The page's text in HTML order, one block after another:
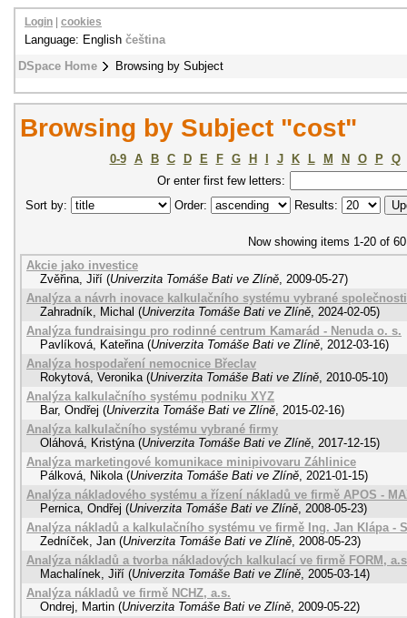
DSpace Home Browsing by Subject
Login cookies
Language: English čeština
Browsing by Subject "cost"
0-9 A B C D E F G H J K L M N O P
Q
Or enter first few letters:
Sort by:
Order: Results:
Now showing items 1-20 of 60
Akcie jako investice
Zvěřina, Jiří (Univerzita Tomáše Bati ve Zlíně, 2009-05-27)
Analýza a návrh inovace kalkulačního systému vybrané společnosti
Zahradník, Michal (Univerzita Tomáše Bati ve Zlíně, 2024-02-05)
Analýza fundraisingu pro rodinné centrum Kamarád - Nenuda o. s.
Pavlíková, Kateřina (Univerzita Tomáše Bati ve Zlíně, 2012-03-16)
Analýza hospodaření nemocnice Břeclav
Rokytová, Veronika (Univerzita Tomáše Bati ve Zlíně, 2010-05-10)
Analýza kalkulačního systému podniku XYZ
Bar, Ondřej (Univerzita Tomáše Bati ve Zlíně, 2015-02-16)
Analýza kalkulačního systému vybrané firmy
Oláhová, Kristýna (Univerzita Tomáše Bati ve Zlíně, 2017-12-15)
Analýza marketingové komunikace minipivovaru Záhlinice
Pálková, Nikola (Univerzita Tomáše Bati ve Zlíně, 2021-01-15)
Analýza nákladového systému a řízení nákladů ve firmě APOS -
Pernica, Ondřej (Univerzita Tomáše Bati ve Zlíně, 2008-05-23)
Analýza nákladů a kalkulačního systému ve firmě Ing. Jan Klápa -
Zedníček, Jan (Univerzita Tomáše Bati ve Zlíně, 2008-05-23)
Analýza nákladů a tvorba nákladových kalkulací ve firmě FORM,
Machalínek, Jiří (Univerzita Tomáše Bati ve Zlíně, 2005-03-14)
Analýza nákladů ve firmě NCHZ, a.s.
Ondrej, Martin (Univerzita Tomáše Bati ve Zlíně, 2009-05-22)